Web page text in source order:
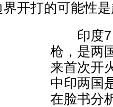
开打的可能性
印度7
枪，是两
来首次开
中印两国
在脸书分